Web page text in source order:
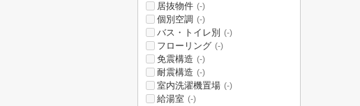
居抜物件 (-)
個別空調 (-)
バス・トイレ別 (-)
フローリング (-)
免震構造 (-)
耐震構造 (-)
室内洗濯機置場 (-)
給湯室 (-)